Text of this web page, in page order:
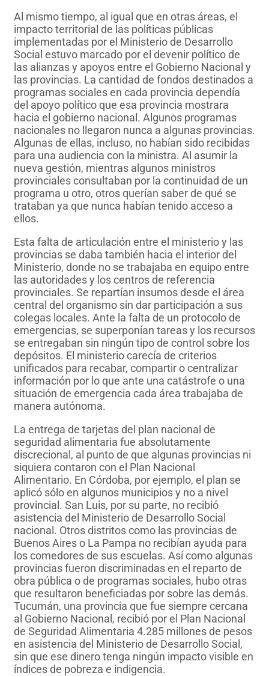
Al mismo tiempo, al igual que en otras áreas, el
impacto territorial de las políticas públicas
implementadas por el Ministerio de Desarrollo
Social estuvo marcado por el devenir político de
las alianzas y apoyos entre el Gobierno Nacional y
las provincias. La cantidad de fondos destinados a
programas sociales en cada provincia dependía
del apoyo político que esa provincia mostrara
hacia el gobierno nacional. Algunos programas
nacionales no llegaron nunca a algunas provincias.
Algunas de ellas, incluso, no habían sido recibidas
para una audiencia con la ministra. Al asumir la
nueva gestión, mientras algunos ministros
provinciales consultaban por la continuidad de un
programa u otro, otros querían saber de qué se
trataban ya que nunca habían tenido acceso a
ellos.
Esta falta de articulación entre el ministerio y las
provincias se daba también hacia el interior del
Ministerio, donde no se trabajaba en equipo entre
las autoridades y los centros de referencia
provinciales. Se repartían insumos desde el área
central del organismo sin dar participación a sus
colegas locales. Ante la falta de un protocolo de
emergencias, se superponían tareas y los recursos
se entregaban sin ningún tipo de control sobre los
depósitos. El ministerio carecía de criterios
unificados para recabar, compartir o centralizar
información por lo que ante una catástrofe o una
situación de emergencia cada área trabajaba de
manera autónoma.
La entrega de tarjetas del plan nacional de
seguridad alimentaria fue absolutamente
discrecional, al punto de que algunas provincias ni
siquiera contaron con el Plan Nacional
Alimentario. En Córdoba, por ejemplo, el plan se
aplicó sólo en algunos municipios y no a nivel
provincial. San Luis, por su parte, no recibió
asistencia del Ministerio de Desarrollo Social
nacional. Otros distritos como las provincias de
Buenos Aires o La Pampa no recibían ayuda para
los comedores de sus escuelas. Así como algunas
provincias fueron discriminadas en el reparto de
obra pública o de programas sociales, hubo otras
que resultaron beneficiadas por sobre las demás.
Tucumán, una provincia que fue siempre cercana
al Gobierno Nacional, recibió por el Plan Nacional
de Seguridad Alimentaria 4.285 millones de pesos
en asistencia del Ministerio de Desarrollo Social,
sin que ese dinero tenga ningún impacto visible en
índices de pobreza e indigencia.